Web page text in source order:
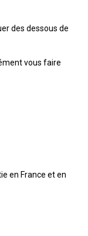
des dessous de
vous faire
en France et en